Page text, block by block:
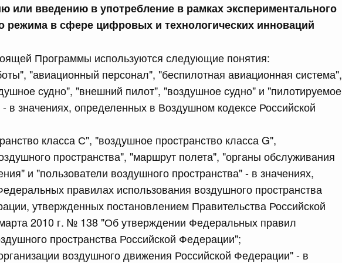
или введению в употребление в рамках экспериментального
режима в сфере цифровых и технологических инноваций
Программы используются следующие понятия:
"авиационный персонал", "беспилотная авиационная система",
судно", "внешний пилот", "воздушное судно" и "пилотируемое
в значениях, определенных в Воздушном кодексе Российской
класса С", "воздушное пространство класса G",
пространства", "маршрут полета", "органы обслуживания
и "пользователи воздушного пространства" - в значениях,
правилах использования воздушного пространства
утвержденных постановлением Правительства Российской
2010 г. № 138 "Об утверждении Федеральных правил
пространства Российской Федерации";
воздушного движения Российской Федерации" - в
Федерации от 21.07.2026 г. № 918
Российской Федерации от 29 июня 2021 г.
Федерации от 21.07.2026 г. № 920
Российской Федерации от 30 сентября
Федерации от 21.07.2026 г. № 919
Российской Федерации от 12 марта 2022 г.
понедельник
Федерации от 20.07.2026 г. № 915